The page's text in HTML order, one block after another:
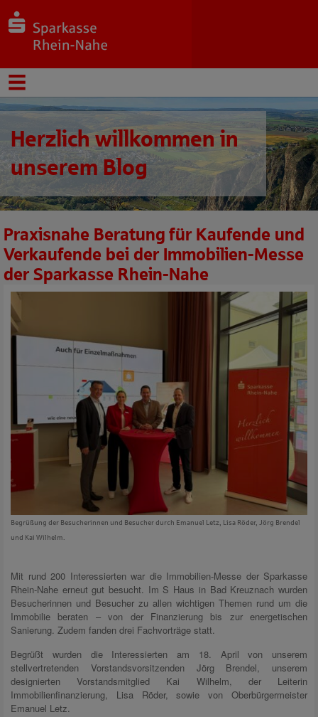
Herzlich willkommen in
unserem Blog
Praxisnahe Beratung für Kaufende und
Verkaufende bei der Immobilien-Messe
der Sparkasse Rhein-Nahe
Begrüßung der Besucherinnen und Besucher durch Emanuel Letz, Lisa Röder, Jörg Brendel
und Kai Wilhelm.
Mit rund 200 Interessierten war die Immobilien-Messe der Sparkasse
Rhein-Nahe erneut gut besucht. Im S Haus in Bad Kreuznach wurden
Besucherinnen und Besucher zu allen wichtigen Themen rund um die
Immobilie beraten – von der Finanzierung bis zur energetischen
Sanierung. Zudem fanden drei Fachvorträge statt.
Begrüßt wurden die Interessierten am 18. April von unserem
stellvertretenden Vorstandsvorsitzenden Jörg Brendel, unserem
designierten Vorstandsmitglied Kai Wilhelm, der Leiterin
Immobilienfinanzierung, Lisa Röder, sowie von Oberbürgermeister
Emanuel Letz.